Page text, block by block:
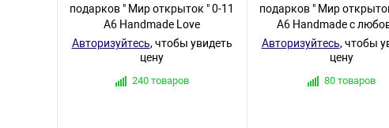
подарков " Мир открыток " 0-11
А6 Handmade Love
Авторизуйтесь, чтобы увидеть
цену
240 товаров
подарков " Мир
А6 Handmade с
Авторизуйтесь, чтобы
цену
80 товаров